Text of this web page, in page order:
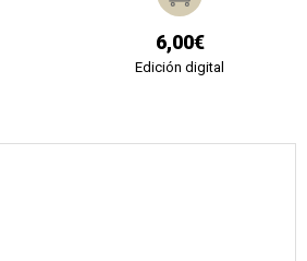
6,00€
Edición digital